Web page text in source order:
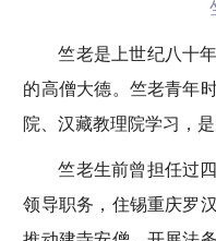
竺老是上世纪八十
的高僧大德。竺老青年
院、汉藏教理院学习，
竺老生前曾担任过
领导职务，住锡重庆罗